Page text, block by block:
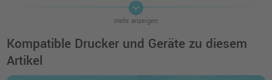
HP (Samsung) CLT-Y804S/ELS Toner
(SS721A) · Gelb
o. MwSt.
139,99 €
keyboard_arrow_down
mehr anzeigen
Kompatible Drucker und Geräte zu diesem
Artikel